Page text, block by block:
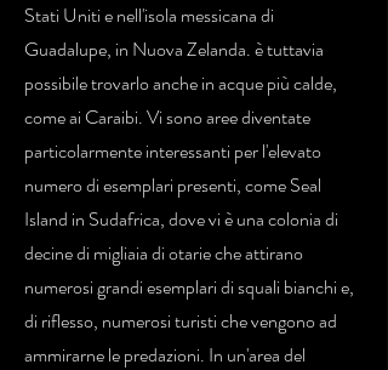
Stati Uniti e nell'isola messicana di
Guadalupe, in Nuova Zelanda. è tuttavia
possibile trovarlo anche in acque più calde,
come ai Caraibi. Vi sono aree diventate
particolarmente interessanti per l'elevato
numero di esemplari presenti, come Seal
Island in Sudafrica, dove vi è una colonia di
decine di migliaia di otarie che attirano
numerosi grandi esemplari di squali bianchi e,
di riflesso, numerosi turisti che vengono ad
ammirarne le predazioni. In un'area del